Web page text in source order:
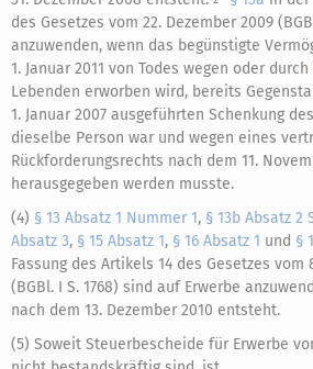
des Gesetzes vom 22. Dezember 2009
anzuwenden, wenn das begünstigte
1. Januar 2011 von Todes wegen oder durch
Lebenden erworben wird, bereits
1. Januar 2007 ausgeführten Schenkung
dieselbe Person war und wegen eines
Rückforderungsrechts nach dem 11.
herausgegeben werden musste.
(4) § 13 Absatz 1 Nummer 1, § 13b Absatz 2
Absatz 3, § 15 Absatz 1, § 16 Absatz 1 und §
Fassung des Artikels 14 des Gesetzes vom
(BGBl. I S. 1768) sind auf Erwerbe
nach dem 13. Dezember 2010 entsteht.
(5) Soweit Steuerbescheide für Erwerbe